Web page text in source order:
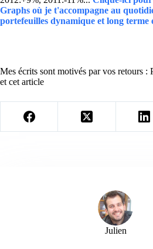
Graphs où je t'accompagne au
portefeuilles dynamique et long terme
Mes écrits sont motivés par vos retours :
et cet article
Julien